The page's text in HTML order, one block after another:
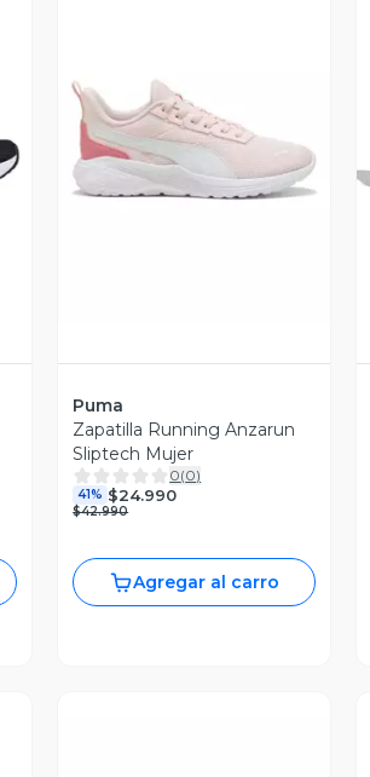
Vista Previa
Puma
Zapatilla Running Anzarun
Sliptech Mujer
0(0)
41% $24.990
$42.990
Agregar al carro